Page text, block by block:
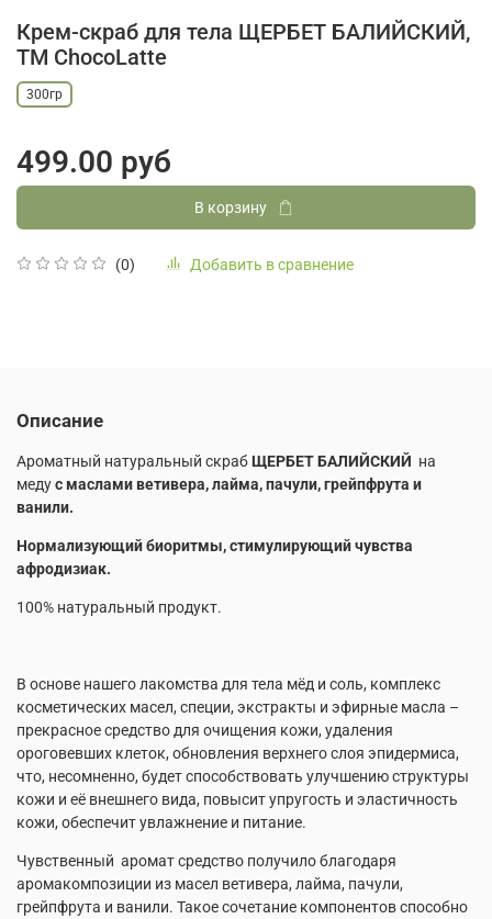
Крем-скраб для тела ЩЕРБЕТ БАЛИЙСКИЙ,
ТМ ChocoLatte
(0) Добавить в сравнение
300гр
499.00 руб
В корзину
Описание
Ароматный натуральный скрабЩЕРБЕТ БАЛИЙСКИЙ на
медус маслами ветивера, лайма, пачули, грейпфрута и
ванили.
Нормализующий биоритмы, стимулирующий чувства
афродизиак.
100% натуральный продукт.
В основе нашего лакомства для тела мёд и соль, комплекс
косметических масел, специи, экстракты и эфирные масла –
прекрасное средство для очищения кожи, удаления
ороговевших клеток, обновления верхнего слоя эпидермиса,
что, несомненно, будет способствовать улучшению структуры
кожи и её внешнего вида, повысит упругость и эластичность
кожи, обеспечит увлажнение и питание.
Чувственный аромат средство получило благодаря
аромакомпозиции из масел ветивера, лайма, пачули,
грейпфрута и ванили. Такое сочетание компонентов способно